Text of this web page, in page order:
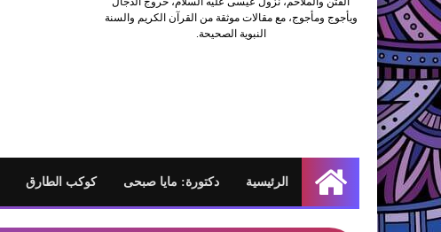
ويأجوج ومأجوج، مع مقالات موثقة من القرآن الكريم والسنة
النبوية الصحيحة.
الرئيسية
الرئيسية دكتورة: مايا صبحى كوكب الطارق